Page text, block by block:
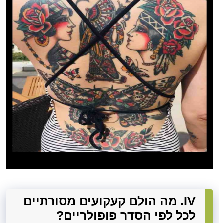
IV. מה הולם קעקועים מסורתיים
לכל לפי הסדר פופולריים?